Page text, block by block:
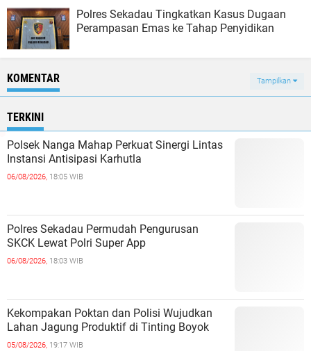
Polres Sekadau Tingkatkan Kasus Dugaan
Perampasan Emas ke Tahap Penyidikan
KOMENTAR Tampilkan
TERKINI
Polsek Nanga Mahap Perkuat Sinergi Lintas
Instansi Antisipasi Karhutla
06/08/2026, 18:05 WIB
Polres Sekadau Permudah Pengurusan
SKCK Lewat Polri Super App
06/08/2026, 18:03 WIB
Kekompakan Poktan dan Polisi Wujudkan
Lahan Jagung Produktif di Tinting Boyok
05/08/2026, 19:17 WIB